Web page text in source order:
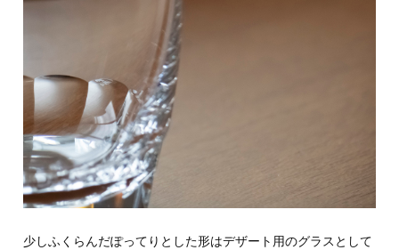
少しふくらんだぽってりとした形はデザート用のグラスとして